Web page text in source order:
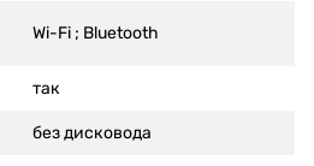
Wi-Fi ; Bluetooth
так
без дисковода